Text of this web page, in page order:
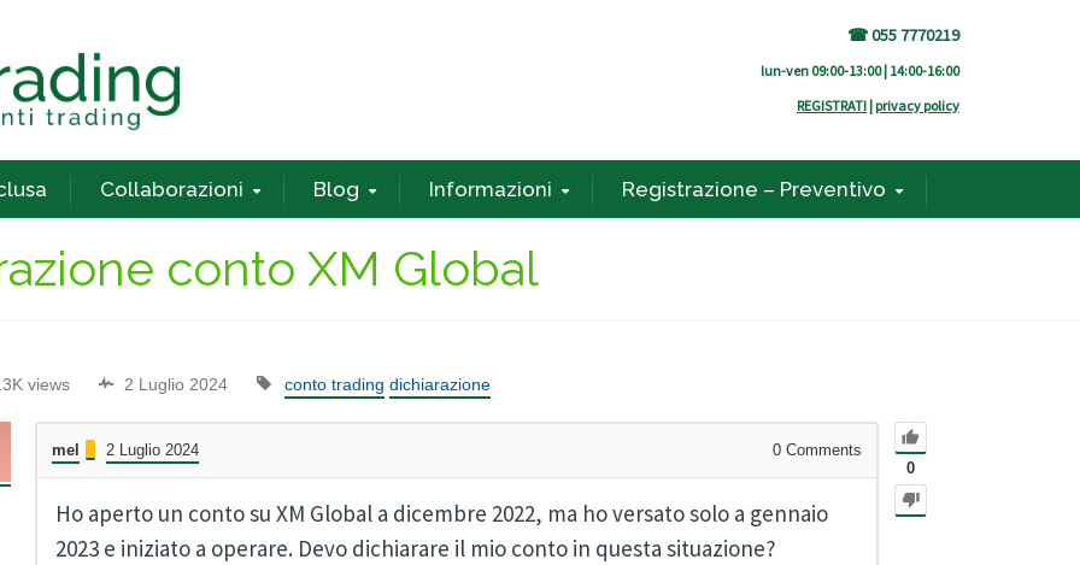
☎ 055 7770219
lun-ven 09:00-13:00 | 14:00-16:00
REGISTRATI | privacy policy
Collaborazioni Blog Informazioni Registrazione – Preventivo
conto XM Global
views 2 Luglio 2024 conto trading dichiarazione
0
mel 2 Luglio 2024 0 Comments
Ho aperto un conto su XM Global a dicembre 2022, ma ho versato solo a gennaio
2023 e iniziato a operare. Devo dichiarare il mio conto in questa situazione?